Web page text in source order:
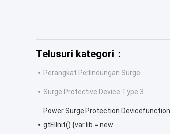
Telusuri kategori：
Perangkat Perlindungan Surge
Surge Protective Device Type 3
Power Surge Protection Devicefunction
gtElInit() {var lib = new